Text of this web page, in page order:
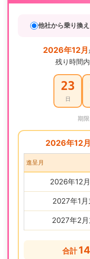
他社から乗り換え
2026年12月
残り時間
23
日
期
2026年12月
進呈月
2026年12
2027年1月
2027年2月
合計